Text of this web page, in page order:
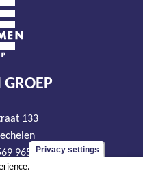
133
965
Privacy settings